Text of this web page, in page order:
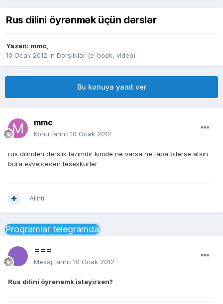
Rus dilini öyrənmək üçün dərslər
Yazan: mmc,
10 Ocak 2012 in Dərsliklər (e-book, video)
Bu konuya yanıt ver
mmc
Konu tarihi: 10 Ocak 2012
rus dilinden derslik lazimdir kimde ne varsa ne tapa bilerse atsin
bura evvelceden tesekkurler
Alıntı
Proqramlar telegramda
===
Mesaj tarihi: 10 Ocak 2012
Rus dilini öyrenemk isteyirsen?